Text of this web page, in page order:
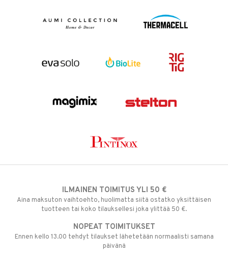
ILMAINEN TOIMITUS YLI 50 €
Aina maksuton vaihtoehto, huolimatta siitä ostatko yksittäisen
tuotteen tai koko tilauksellesi joka ylittää 50 €.
NOPEAT TOIMITUKSET
Ennen kello 13.00 tehdyt tilaukset lähetetään normaalisti samana
päivänä